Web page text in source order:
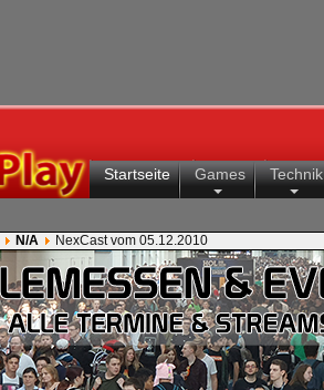
Startseite Games Technik
N/A NexCast vom 05.12.2010